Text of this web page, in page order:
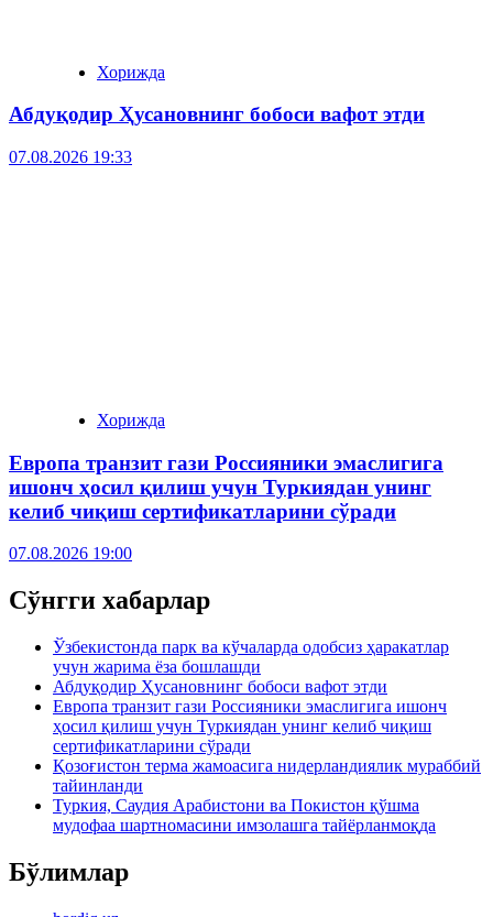
Хорижда
Абдуқодир Ҳусановнинг бобоси вафот этди
07.08.2026 19:33
Хорижда
Европа транзит гази Россияники эмаслигига
ишонч ҳосил қилиш учун Туркиядан унинг
келиб чиқиш сертификатларини сўради
07.08.2026 19:00
Сўнгги хабарлар
Ўзбекистонда парк ва кўчаларда одобсиз ҳаракатлар
учун жарима ёза бошлашди
Абдуқодир Ҳусановнинг бобоси вафот этди
Европа транзит гази Россияники эмаслигига ишонч
ҳосил қилиш учун Туркиядан унинг келиб чиқиш
сертификатларини сўради
Қозоғистон терма жамоасига нидерландиялик мураббий
тайинланди
Туркия, Саудия Арабистони ва Покистон қўшма
мудофаа шартномасини имзолашга тайёрланмоқда
Бўлимлар